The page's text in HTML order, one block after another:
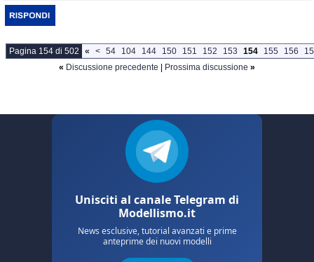
Pagina 154 di 502 « < 54 104 144 150 151 152 153 154 155 156
« Discussione precedente Prossima discussione »